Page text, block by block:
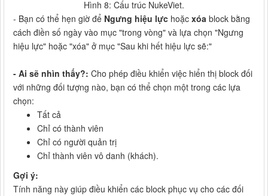
Hình 8: Cấu trúc NukeViet.
- Bạn có thể hẹn giờ để Ngưng hiệu lực hoặc xóa block bằng
cách điền số ngày vào mục "trong vòng" và lựa chọn "Ngưng
hiệu lực" hoặc "xóa" ở mục "Sau khi hết hiệu lực sẽ:"
- Ai sẽ nhìn thấy?: Cho phép điều khiển việc hiển thị block đối
với những đối tượng nào, bạn có thể chọn một trong các lựa
chọn:
Tất cả
Chỉ có thành viên
Chỉ có người quản trị
Chỉ thành viên vô danh (khách).
Gợi ý:
Tính năng này giúp điều khiển các block phục vụ cho các đối